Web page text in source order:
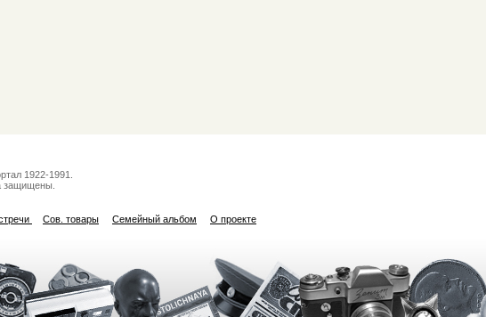
1922-1991.
защищены.
Сов. товары Семейный альбом О проекте